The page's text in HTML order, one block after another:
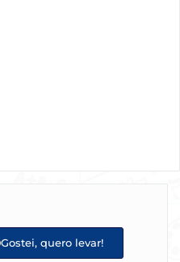
Gostei, quero levar!